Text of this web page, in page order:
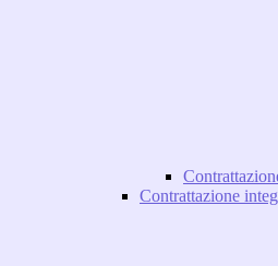
Contrattazione